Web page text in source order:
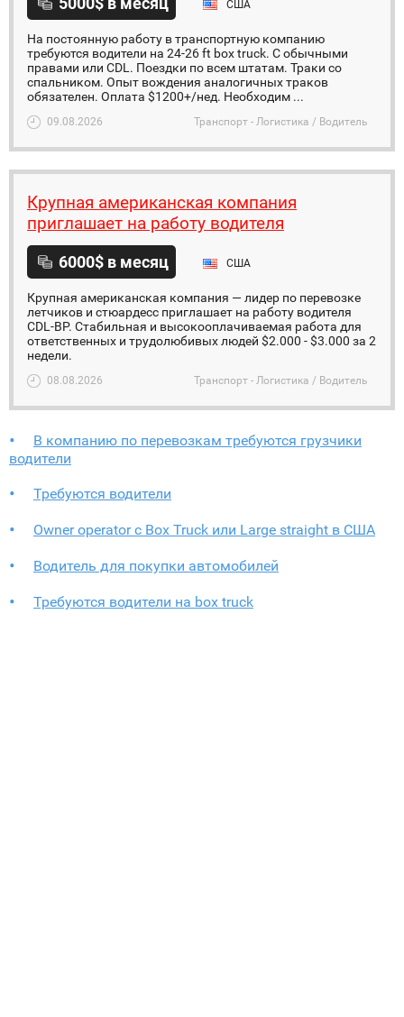
США
На постоянную работу в транспортную компанию
требуются водители на 24-26 ft box truck. C обычными
правами или CDL. Поездки по всем штатам. Траки со
спальником. Опыт вождения аналогичных траков
обязателен. Оплата $1200+/нед. Необходим ...
09.08.2026 Транспорт - Логистика / Водитель
Крупная американская компания
приглашает на работу водителя
6000$ в месяц США
Крупная американская компания — лидер по перевозке
летчиков и стюардесс приглашает на работу водителя
CDL-BP. Стабильная и высокооплачиваемая работа для
ответственных и трудолюбивых людей $2.000 - $3.000 за 2
недели.
08.08.2026 Транспорт - Логистика / Водитель
В компанию по перевозкам требуются грузчики
водители
Требуются водители
Owner operator с Box Truck или Large straight в США
Водитель для покупки автомобилей
Требуются водители на box truck